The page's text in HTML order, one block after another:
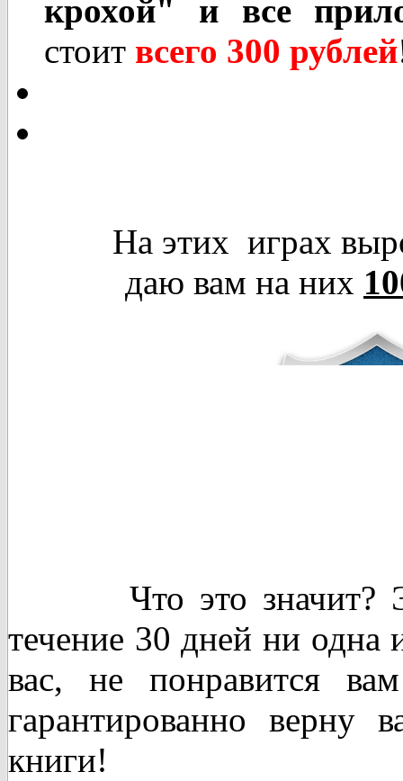
крохой"
и все
стоит всего 300 рублей
На этих играх
даю вам на них
Что это значит?
течение 30 дней ни одна
вас, не понравится
гарантированно верну
книги!